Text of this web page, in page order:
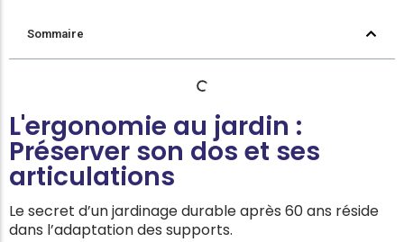
Sommaire
L'ergonomie au jardin :
Préserver son dos et ses
articulations
Le secret d’un jardinage durable après 60 ans réside
dans l’adaptation des supports.